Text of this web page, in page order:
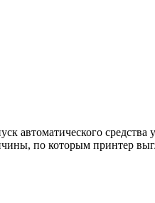
автоматического
по которым принтер